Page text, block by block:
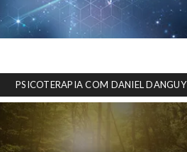
PSICOTERAPIA COM DANIEL DANGUY